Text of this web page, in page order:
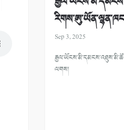
Sep 3, 2025
ལགས།